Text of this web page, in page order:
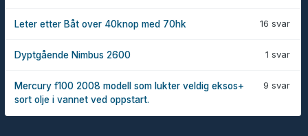
16 svar
Leter etter Båt over 40knop med 70hk
1 svar
Dyptgående Nimbus 2600
9 svar
Mercury f100 2008 modell som lukter veldig eksos+
sort olje i vannet ved oppstart.